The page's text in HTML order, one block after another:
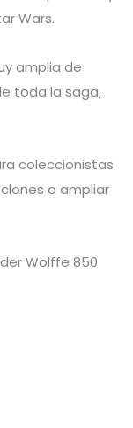
Wars.
amplia de
toda la saga,
coleccionistas
o ampliar
Wolffe 850